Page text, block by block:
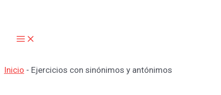
Inicio - Ejercicios con sinónimos y antónimos